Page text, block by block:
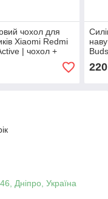
чохол для
Xiaomi Redmi
| чохол +
чорний
220
Дніпро, Україна